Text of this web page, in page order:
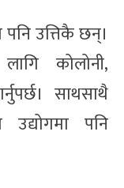
उत्तिकै छन्।
कोलोनी,
साथसाथै
उद्योगमा पनि